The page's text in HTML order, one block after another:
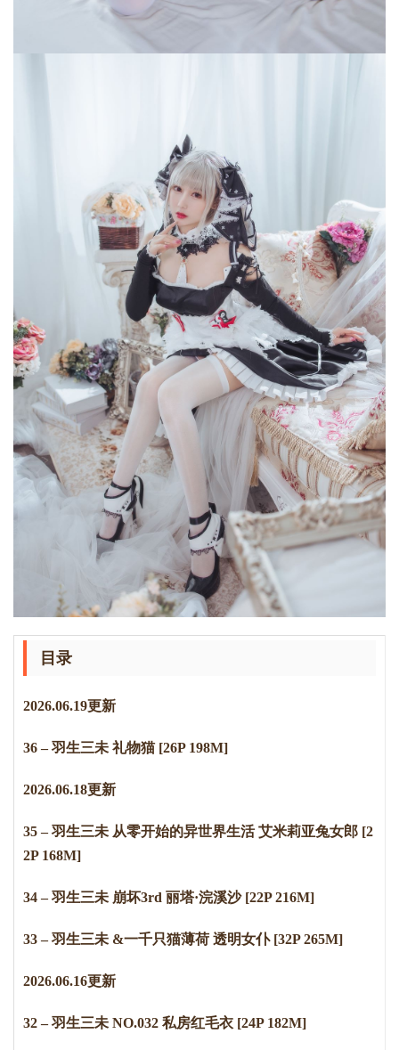
目录
2026.06.19更新
36 – 羽生三未 礼物猫 [26P 198M]
2026.06.18更新
35 – 羽生三未 从零开始的异世界生活 艾米莉亚兔女郎 [2
2P 168M]
34 – 羽生三未 崩坏3rd 丽塔·浣溪沙 [22P 216M]
33 – 羽生三未 &一千只猫薄荷 透明女仆 [32P 265M]
2026.06.16更新
32 – 羽生三未 NO.032 私房红毛衣 [24P 182M]